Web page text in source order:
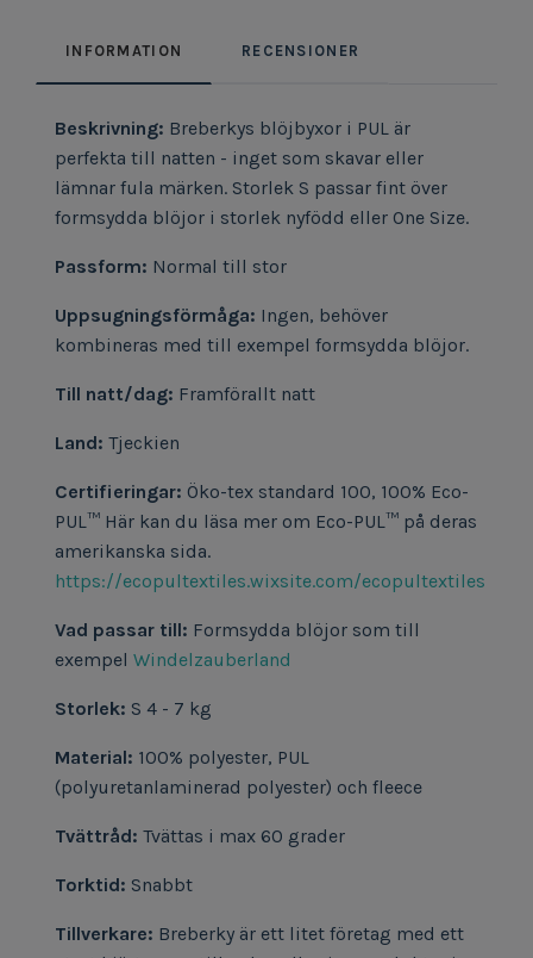
INFORMATION RECENSIONER
Beskrivning: Breberkys blöjbyxor i PUL är
perfekta till natten - inget som skavar eller
lämnar fula märken. Storlek S passar fint över
formsydda blöjor i storlek nyfödd eller One Size.
Passform: Normal till stor
Uppsugningsförmåga: Ingen, behöver
kombineras med till exempel formsydda blöjor.
Till natt/dag: Framförallt natt
Land: Tjeckien
Certifieringar: Öko-tex standard 100, 100% Eco-
PUL™ Här kan du läsa mer om Eco-PUL™ på deras
amerikanska sida.
https://ecopultextiles.wixsite.com/ecopultextiles
Vad passar till: Formsydda blöjor som till
exempel Windelzauberland
Storlek: S 4 - 7 kg
Material: 100% polyester, PUL
(polyuretanlaminerad polyester) och fleece
Tvättråd: Tvättas i max 60 grader
Torktid: Snabbt
Tillverkare: Breberky är ett litet företag med ett